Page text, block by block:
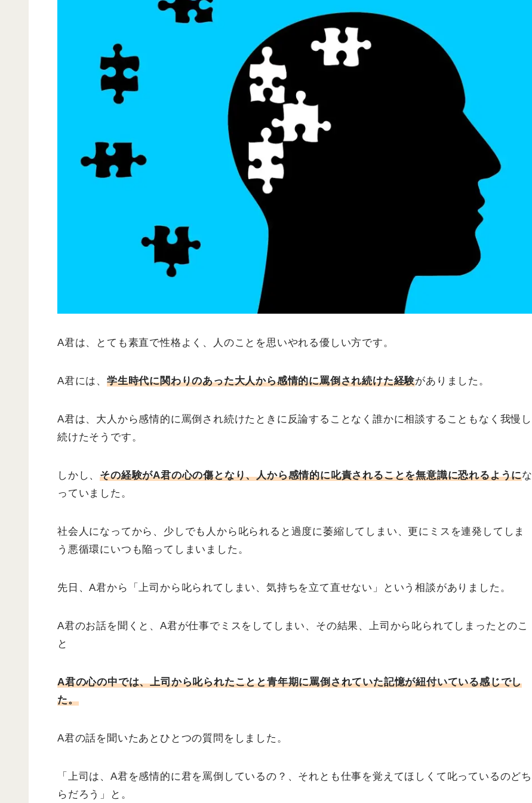
A君は、とても素直で性格よく、人のことを思いやれる優しい方です。
A君には、 学生時代に関わりのあった大人から感情的に罵倒され続けた経験がありました。
A君は、大人から感情的に罵倒され続けたときに反論することなく誰かに相談することもなく我慢し
続けたそうです。
しかし、その経験がA君の心の傷となり、人から感情的に叱責されることを無意識に恐れるようにな
っていました。
社会人になってから、少しでも人から叱られると過度に萎縮してしまい、更にミスを連発してしま
う悪循環にいつも陥ってしまいました。
先日、A君から「上司から叱られてしまい、気持ちを立て直せない」という相談がありました。
A君のお話を聞くと、A君が仕事でミスをしてしまい、その結果、上司から叱られてしまったとのこ
と
A君の心の中では、上司から叱られたことと青年期に罵倒されていた記憶が紐付いている感じでし
た。
A君の話を聞いたあとひとつの質問をしました。
「上司は、A君を感情的に君を罵倒しているの？、それとも仕事を覚えてほしくて叱っているのどち
らだろう」と。